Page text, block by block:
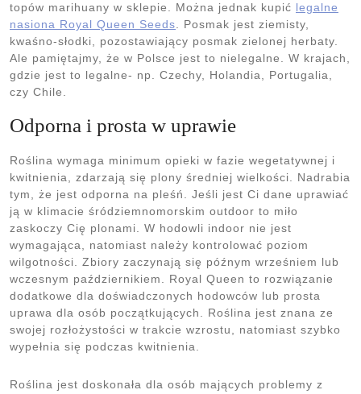
topów marihuany w sklepie. Można jednak kupić legalne
nasiona Royal Queen Seeds . Posmak jest ziemisty,
kwaśno-słodki, pozostawiający posmak zielonej herbaty.
Ale pamiętajmy, że w Polsce jest to nielegalne. W krajach,
gdzie jest to legalne- np. Czechy, Holandia, Portugalia,
czy Chile.
Odporna i prosta w uprawie
Roślina wymaga minimum opieki w fazie wegetatywnej i
kwitnienia, zdarzają się plony średniej wielkości. Nadrabia
tym, że jest odporna na pleśń. Jeśli jest Ci dane uprawiać
ją w klimacie śródziemnomorskim outdoor to miło
zaskoczy Cię plonami. W hodowli indoor nie jest
wymagająca, natomiast należy kontrolować poziom
wilgotności. Zbiory zaczynają się późnym wrześniem lub
wczesnym październikiem. Royal Queen to rozwiązanie
dodatkowe dla doświadczonych hodowców lub prosta
uprawa dla osób początkujących. Roślina jest znana ze
swojej rozłożystości w trakcie wzrostu, natomiast szybko
wypełnia się podczas kwitnienia.
Roślina jest doskonała dla osób mających problemy z